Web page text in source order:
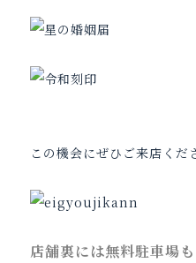
この機会にぜひご来店くだ
店舗裏には無料駐車場